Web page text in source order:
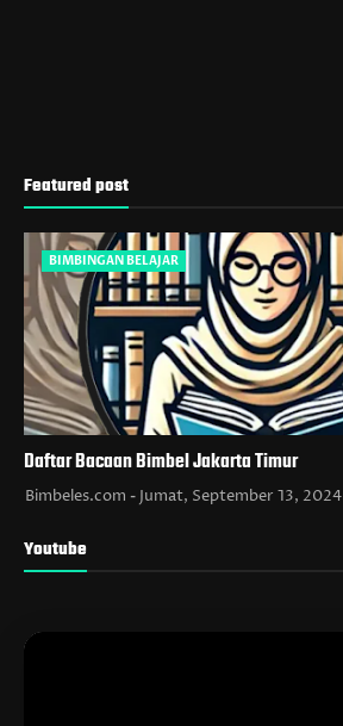
Featured post
BIMBINGAN BELAJAR
Daftar Bacaan Bimbel Jakarta Timur
Bimbeles.com Jumat, September 13, 2024
Youtube